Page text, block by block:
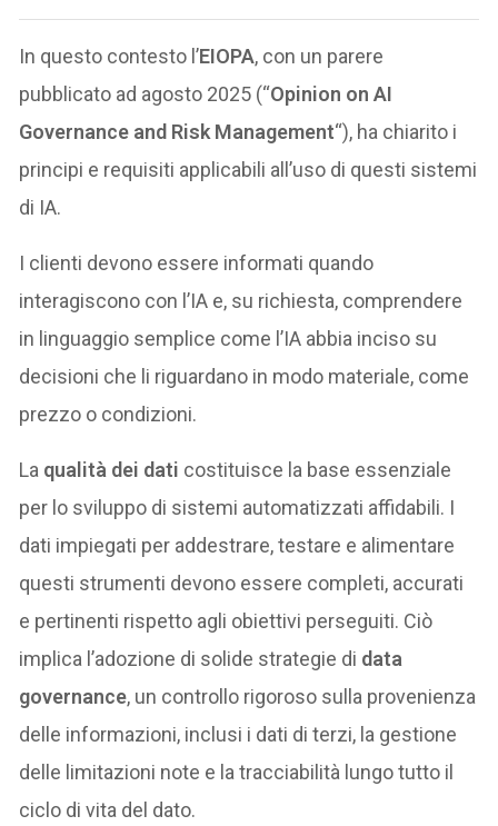
In questo contesto l’EIOPA, con un parere
pubblicato ad agosto 2025 (“Opinion on AI
Governance and Risk Management“), ha chiarito i
principi e requisiti applicabili all’uso di questi sistemi
di IA.
I clienti devono essere informati quando
interagiscono con l’IA e, su richiesta, comprendere
in linguaggio semplice come l’IA abbia inciso su
decisioni che li riguardano in modo materiale, come
prezzo o condizioni.
La qualità dei dati costituisce la base essenziale
per lo sviluppo di sistemi automatizzati affidabili. I
dati impiegati per addestrare, testare e alimentare
questi strumenti devono essere completi, accurati
e pertinenti rispetto agli obiettivi perseguiti. Ciò
implica l’adozione di solide strategie di data
governance, un controllo rigoroso sulla provenienza
delle informazioni, inclusi i dati di terzi, la gestione
delle limitazioni note e la tracciabilità lungo tutto il
ciclo di vita del dato.